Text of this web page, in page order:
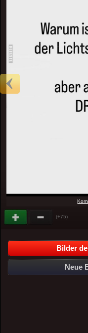
(+75)
Bilder
Neue